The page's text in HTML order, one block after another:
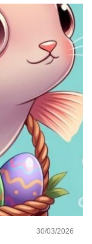
30/03/2026